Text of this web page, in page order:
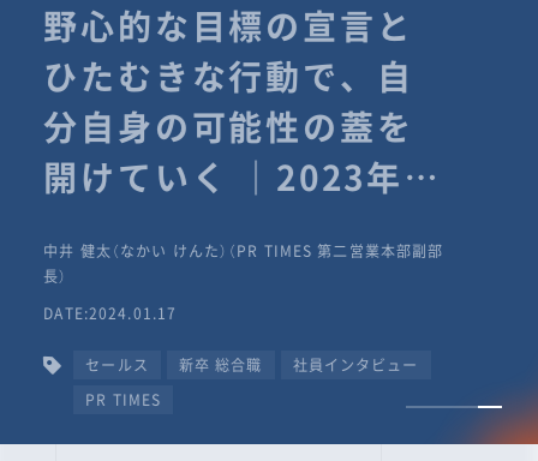
野心的な目標の宣言と
ひたむきな行動で、自
分自身の可能性の蓋を
開けていく ｜2023年度
タビュー #PR
TIMESな人たち
中井 健太（なかい けんた）（PR TIMES 第二営業本部副部
長）
DATE:2024.01.17
セールス 新卒 総合職
社員インタビュー
PR TIMES